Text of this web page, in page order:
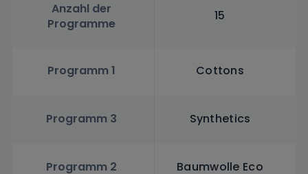
Anzahl der
Programme
15
Programm 1 Cottons
Programm 3 Synthetics
Programm 2
Baumwolle Eco